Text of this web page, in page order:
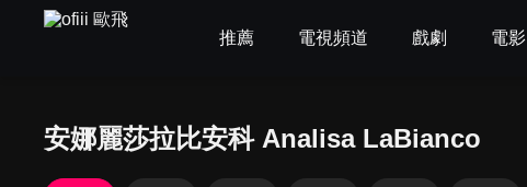
推薦 電視頻道 戲劇 電影
安娜麗莎拉比安科 Analisa LaBianco